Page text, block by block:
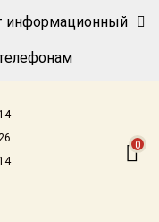
информационный
0